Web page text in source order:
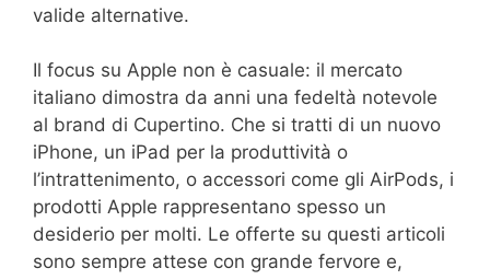
valide alternative.
Il focus su Apple non è casuale: il mercato
italiano dimostra da anni una fedeltà notevole
al brand di Cupertino. Che si tratti di un nuovo
iPhone, un iPad per la produttività o
l’intrattenimento, o accessori come gli AirPods, i
prodotti Apple rappresentano spesso un
desiderio per molti. Le offerte su questi articoli
sono sempre attese con grande fervore e,